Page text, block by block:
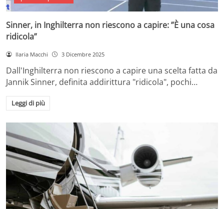
Sinner, in Inghilterra non riescono a capire: ”È una cosa
ridicola”
Ilaria Macchi 3 Dicembre 2025
Dall'Inghilterra non riescono a capire una scelta fatta da
Jannik Sinner, definita addirittura "ridicola", pochi…
Leggi di più